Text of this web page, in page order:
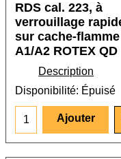
RDS cal. 223, à
verrouillage
sur cache-flamme
A1/A2 ROTEX QD
Description
Disponibilité: Épuisé
Ajouter